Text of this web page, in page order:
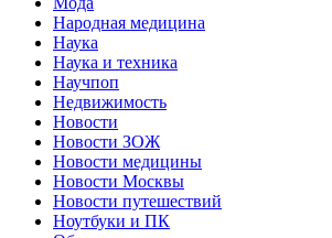
Народная медицина
Наука
Наука и техника
Научпоп
Недвижимость
Новости
Новости ЗОЖ
Новости медицины
Новости Москвы
Новости путешествий
Ноутбуки и ПК